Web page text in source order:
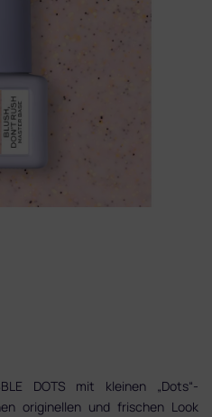
DOTS mit kleinen „Dots“-
originellen und frischen Look